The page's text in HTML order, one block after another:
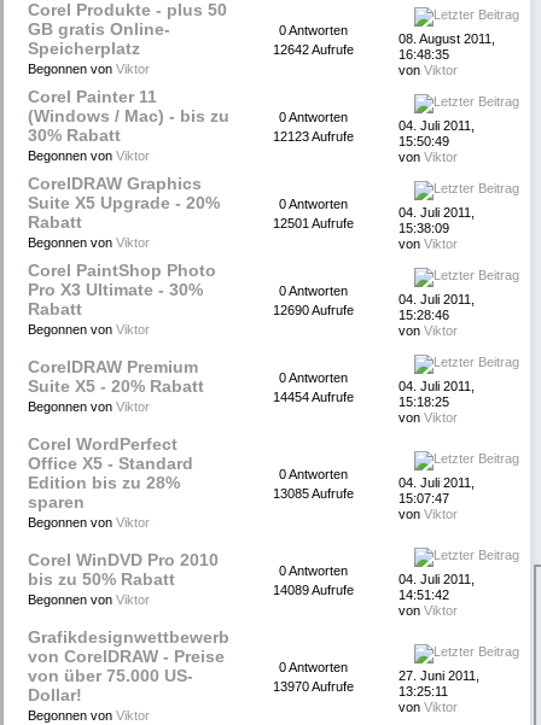
Corel Produkte - plus 50
GB gratis Online-
Speicherplatz
Begonnen von Viktor
0 Antworten
12642 Aufrufe
08. August 2011,
16:48:35
von Viktor
Corel Painter 11
(Windows / Mac) - bis zu
30% Rabatt
Begonnen von Viktor
0 Antworten
12123 Aufrufe
04. Juli 2011,
15:50:49
von Viktor
CorelDRAW Graphics
Suite X5 Upgrade - 20%
Rabatt
Begonnen von Viktor
0 Antworten
12501 Aufrufe
04. Juli 2011,
15:38:09
von Viktor
Corel PaintShop Photo
Pro X3 Ultimate - 30%
Rabatt
Begonnen von Viktor
0 Antworten
12690 Aufrufe
04. Juli 2011,
15:28:46
von Viktor
CorelDRAW Premium
Suite X5 - 20% Rabatt
Begonnen von Viktor
0 Antworten
14454 Aufrufe
04. Juli 2011,
15:18:25
von Viktor
Corel WordPerfect
Office X5 - Standard
Edition bis zu 28%
sparen
Begonnen von Viktor
0 Antworten
13085 Aufrufe
04. Juli 2011,
15:07:47
von Viktor
Corel WinDVD Pro 2010
bis zu 50% Rabatt
Begonnen von Viktor
0 Antworten
14089 Aufrufe
04. Juli 2011,
14:51:42
von Viktor
Grafikdesignwettbewerb
von CorelDRAW - Preise
von über 75.000 US-
Dollar!
Begonnen von Viktor
0 Antworten
13970 Aufrufe
27. Juni 2011,
13:25:11
von Viktor